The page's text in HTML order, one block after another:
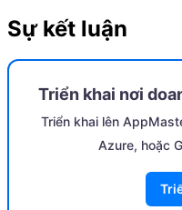
Sự kết luận
Triển khai nơi
Triển khai lên
Azure, hoặc